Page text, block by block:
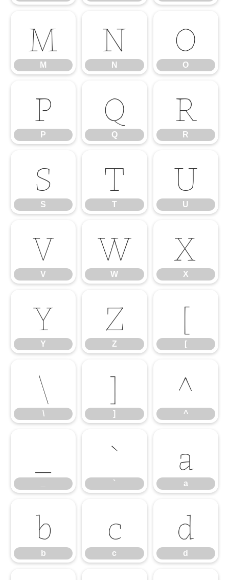
M
M
N
N
O
O
P
P
Q
Q
R
R
S
S
T
T
U
U
V
V
W
W
X
X
Y
Y
Z
Z
[
[
\
\
]
]
^
^
`
`
a
a
b
b
c
c
d
d